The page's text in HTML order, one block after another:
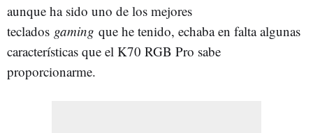
aunque ha sido uno de los mejores
teclados gaming que he tenido, echaba en falta algunas
características que el K70 RGB Pro sabe
proporcionarme.